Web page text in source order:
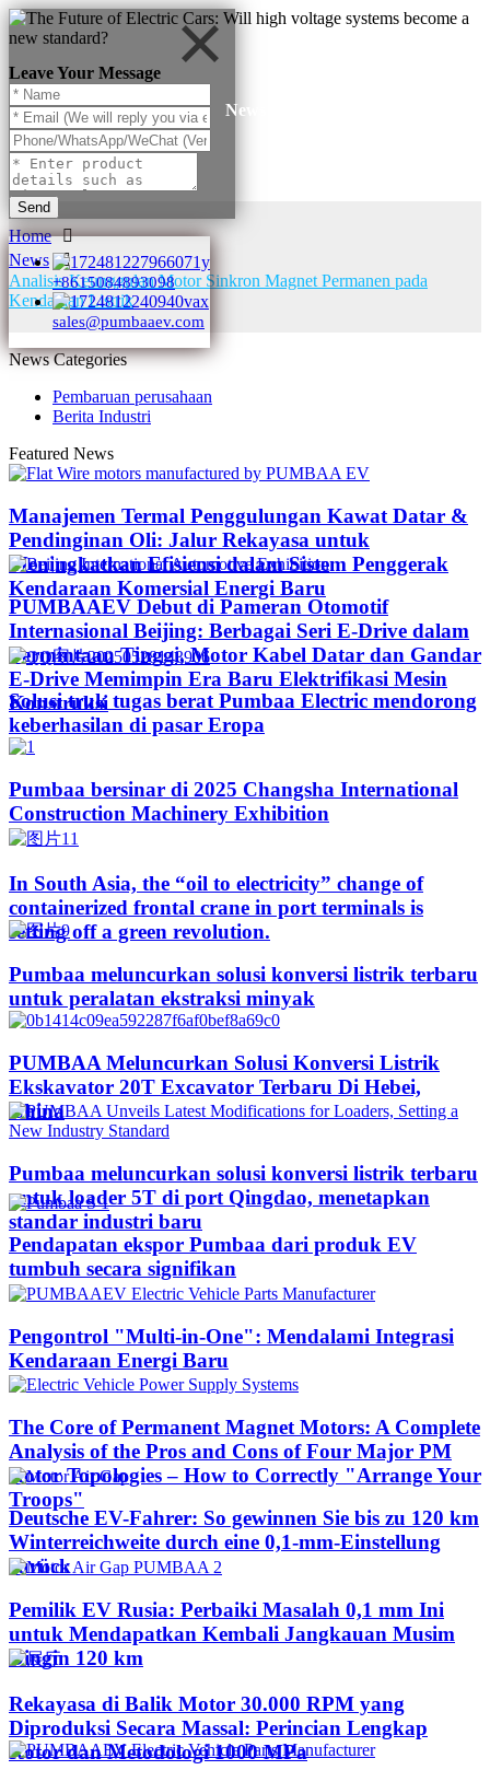
Leave Your Message
Send
+8615084893098
sales@pumbaaev.com
News
Home
News
Analisis Keunggulan Motor Sinkron Magnet Permanen pada
Kendaraan Listrik
News Categories
Pembaruan perusahaan
Berita Industri
Featured News
Manajemen Termal Penggulungan Kawat Datar &
Pendinginan Oli: Jalur Rekayasa untuk
Meningkatkan Efisiensi dalam Sistem Penggerak
Kendaraan Komersial Energi Baru
PUMBAAEV Debut di Pameran Otomotif
Internasional Beijing: Berbagai Seri E-Drive dalam
Permintaan Tinggi, Motor Kabel Datar dan Gandar
E-Drive Memimpin Era Baru Elektrifikasi Mesin
Konstruksi
Solusi truk tugas berat Pumbaa Electric mendorong
keberhasilan di pasar Eropa
Pumbaa bersinar di 2025 Changsha International
Construction Machinery Exhibition
In South Asia, the “oil to electricity” change of
containerized frontal crane in port terminals is
setting off a green revolution.
Pumbaa meluncurkan solusi konversi listrik terbaru
untuk peralatan ekstraksi minyak
PUMBAA Meluncurkan Solusi Konversi Listrik
Ekskavator 20T Excavator Terbaru Di Hebei,
China
Pumbaa meluncurkan solusi konversi listrik terbaru
untuk loader 5T di port Qingdao, menetapkan
standar industri baru
Pendapatan ekspor Pumbaa dari produk EV
tumbuh secara signifikan
Pengontrol "Multi-in-One": Mendalami Integrasi
Kendaraan Energi Baru
The Core of Permanent Magnet Motors: A Complete
Analysis of the Pros and Cons of Four Major PM
Rotor Topologies – How to Correctly "Arrange Your
Troops"
Deutsche EV-Fahrer: So gewinnen Sie bis zu 120 km
Winterreichweite durch eine 0,1-mm-Einstellung
zurück
Pemilik EV Rusia: Perbaiki Masalah 0,1 mm Ini
untuk Mendapatkan Kembali Jangkauan Musim
Dingin 120 km
Rekayasa di Balik Motor 30.000 RPM yang
Diproduksi Secara Massal: Perincian Lengkap
Rotor dan Metodologi 1000 MPa